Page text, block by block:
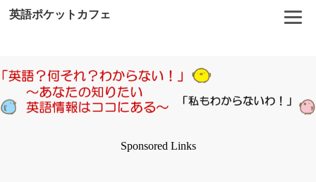
英語ポケットカフェ
Sponsored Links